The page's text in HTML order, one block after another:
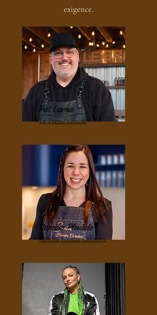
exigence.
Pat Lavoie
Le Presse Citron
Sandra Plourde
Sandra Foodie Créative